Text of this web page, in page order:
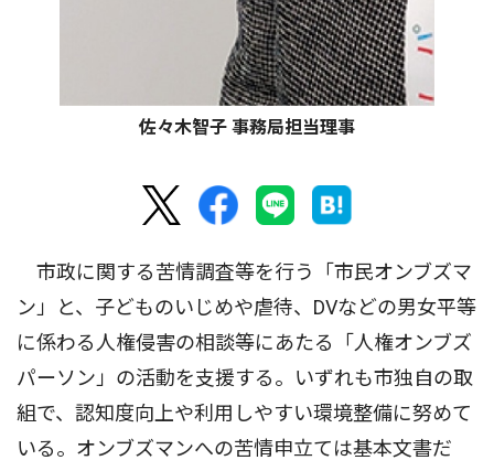
佐々木智子 事務局担当理事
市政に関する苦情調査等を行う「市民オンブズマ
ン」と、子どものいじめや虐待、DVなどの男女平等
に係わる人権侵害の相談等にあたる「人権オンブズ
パーソン」の活動を支援する。いずれも市独自の取
組で、認知度向上や利用しやすい環境整備に努めて
いる。オンブズマンへの苦情申立ては基本文書だ